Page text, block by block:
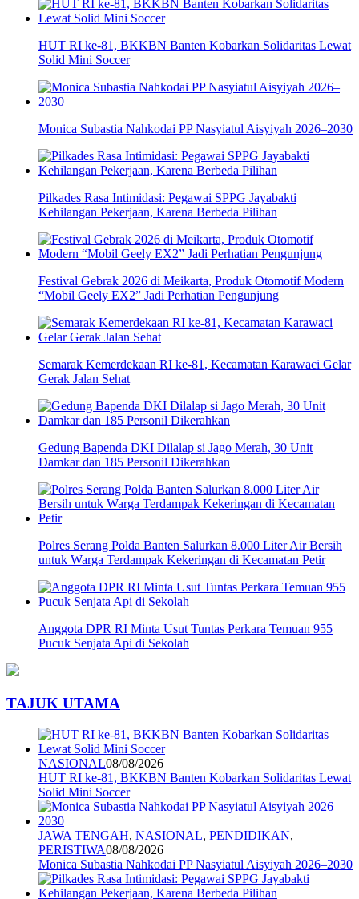
HUT RI ke-81, BKKBN Banten Kobarkan Solidaritas Lewat
Solid Mini Soccer
Monica Subastia Nahkodai PP Nasyiatul Aisyiyah 2026–2030
Pilkades Rasa Intimidasi: Pegawai SPPG Jayabakti
Kehilangan Pekerjaan, Karena Berbeda Pilihan
Festival Gebrak 2026 di Meikarta, Produk Otomotif Modern
“Mobil Geely EX2” Jadi Perhatian Pengunjung
Semarak Kemerdekaan RI ke-81, Kecamatan Karawaci Gelar
Gerak Jalan Sehat
Gedung Bapenda DKI Dilalap si Jago Merah, 30 Unit
Damkar dan 185 Personil Dikerahkan
Polres Serang Polda Banten Salurkan 8.000 Liter Air Bersih
untuk Warga Terdampak Kekeringan di Kecamatan Petir
Anggota DPR RI Minta Usut Tuntas Perkara Temuan 955
Pucuk Senjata Api di Sekolah
TAJUK UTAMA
NASIONAL08/08/2026
HUT RI ke-81, BKKBN Banten Kobarkan Solidaritas Lewat
Solid Mini Soccer
JAWA TENGAH, NASIONAL, PENDIDIKAN,
PERISTIWA08/08/2026
Monica Subastia Nahkodai PP Nasyiatul Aisyiyah 2026–2030